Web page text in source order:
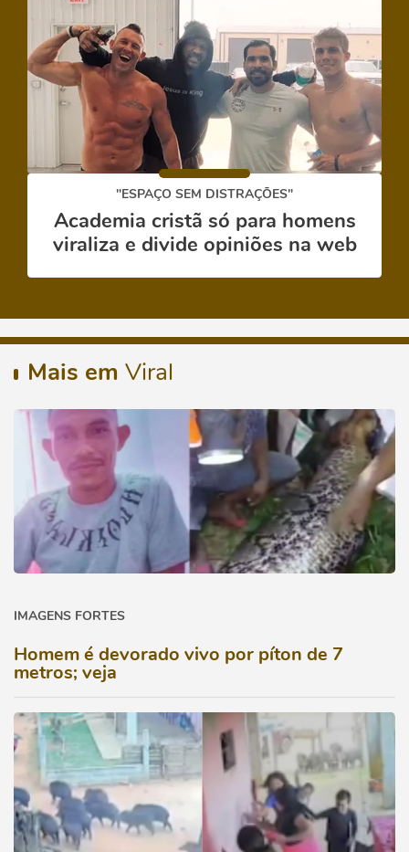
"ESPAÇO SEM DISTRAÇÕES"
Academia cristã só para homens
viraliza e divide opiniões na web
Mais em Viral
IMAGENS FORTES
Homem é devorado vivo por píton de 7
metros; veja